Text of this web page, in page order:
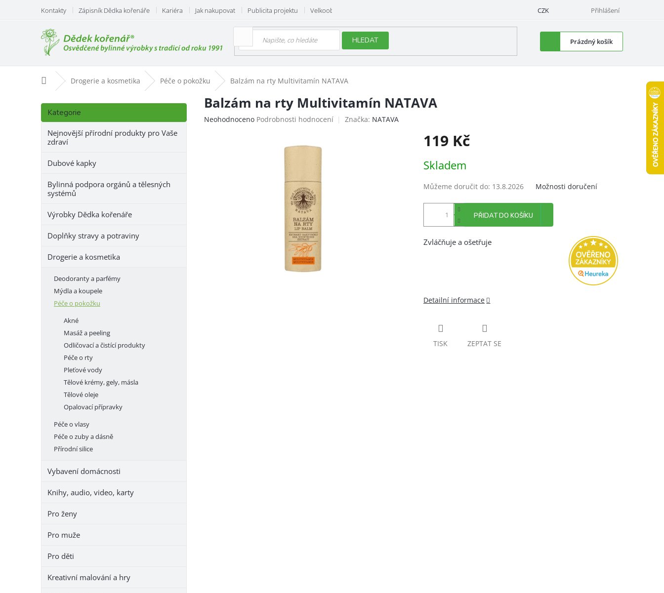
obsah
Kontakty Zápisník Dědka kořenáře Kariéra Jak nakupovat Publicita projektu Velkoobchod CZK Přihlášení
HLEDAT
Nákupní
košík
Prázdný košík
Domů Drogerie a kosmetika Péče o pokožku Balzám na rty Multivitamín NATAVA
P
s
Přeskočit
kategorie
Kategorie
Nejnovější přírodní produkty pro Vaše
zdraví
Dubové kapky
Bylinná podpora orgánů a tělesných
systémů
Výrobky Dědka kořenáře
Doplňky stravy a potraviny
Drogerie a kosmetika
Deodoranty a parfémy
Mýdla a koupele
Péče o pokožku
Akné
Masáž a peeling
Odličovací a čistící produkty
Péče o rty
Pleťové vody
Tělové krémy, gely, másla
Tělové oleje
Opalovací přípravky
Péče o vlasy
Péče o zuby a dásně
Přírodní silice
Vybavení domácnosti
Knihy, audio, video, karty
Pro ženy
Pro muže
Pro děti
Kreativní malování a hry
Balzám na rty Multivitamín NATAVA
Průměrné
Neohodnoceno Podrobnosti hodnocení Značka: NATAVA
119 Kč
cena:
Skladem
Můžeme doručit do: 13.8.2026 Možnosti doručení
PŘIDAT DO KOŠÍKU
Zvláčňuje a ošetřuje
Detailní informace
TISK ZEPTAT SE